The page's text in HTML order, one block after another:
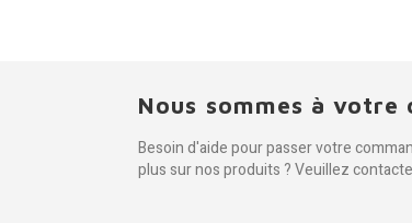
Nous sommes à votre
Besoin d'aide pour passer votre
plus sur nos produits ? Veuillez